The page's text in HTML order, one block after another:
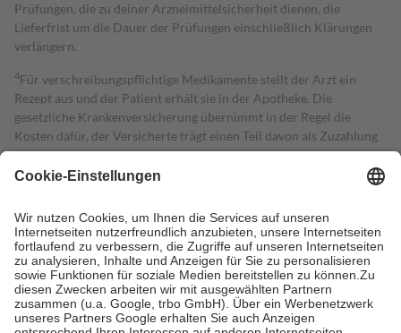
Prüfungen, die zu deiner Arzneimittelsicherheit dienen, die
Lieferfrist um die Dauer der Prüfungen einschließlich Klärungen
verlängern.
4Für verschreibungspflichtige Medikamente stellt der Arzt ein
Rezept aus und der Patient erhält sie in der Apotheke. Die
gesetzliche Krankenversicherung übernimmt in der Regel die
Kosten dafür, der Versicherte trägt einen Teil davon als Zuzahlung
mit.
Grundsätzlich leisten Mitglieder Zuzahlungen in Höhe von zehn
höchstens zehn Euro.
Es sind jedoch nie mehr als die tatsächlichen
Kosten der Leistung zu entrichten.
Diese Regeln gelten grundsätzlich auch für Online-Apotheken.
Bei Heilmitteln und häuslicher Krankenpflege beträgt die
Zuzahlung zehn Prozent der Kosten sowie zehn Euro je
Verordnung.
Um das Engagement der Versicherten für ihre eigene Gesundheit zu